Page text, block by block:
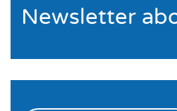
Newsletter